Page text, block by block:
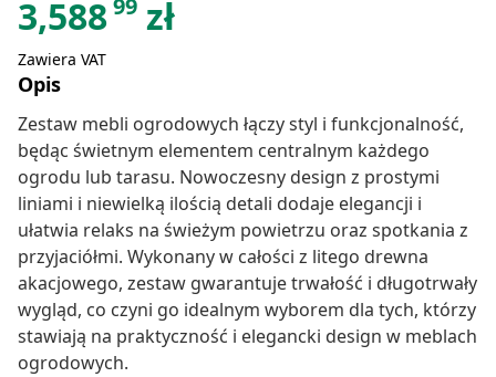
3,58899 zł
Zawiera VAT
Opis
Zestaw mebli ogrodowych łączy styl i funkcjonalność,
będąc świetnym elementem centralnym każdego
ogrodu lub tarasu. Nowoczesny design z prostymi
liniami i niewielką ilością detali dodaje elegancji i
ułatwia relaks na świeżym powietrzu oraz spotkania z
przyjaciółmi. Wykonany w całości z litego drewna
akacjowego, zestaw gwarantuje trwałość i długotrwały
wygląd, co czyni go idealnym wyborem dla tych, którzy
stawiają na praktyczność i elegancki design w meblach
ogrodowych.